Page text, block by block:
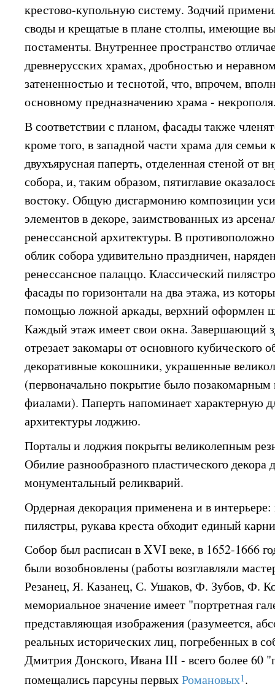
крестово-купольную систему. Зодчий
своды и крещатые в плане столпы, имеющие
постаменты. Внутреннее пространство
древнерусских храмах, дробностью и
затененностью и теснотой, что, впрочем,
основному предназначению храма -
В соответствии с планом, фасады также
кроме того, в западной части храма для семьи
двухъярусная паперть, отделенная стеной от
собора, и, таким образом, пятиглавие
востоку. Общую дисгармонию композиции
элементов в декоре, заимствованных из
ренессансной архитектуры. В
облик собора удивительно праздничен,
ренессансное палаццо. Классический
фасады по горизонтали на два этажа, из
помощью ложной аркады, верхний оформлен
Каждый этаж имеет свои окна. Завершающий
отрезает закомары от основного кубического
декоративные кокошники, украшенные
(первоначально покрытие было позакомарным
фиалами). Паперть напоминает характерную
архитектуры лоджию.
Порталы и лоджия покрыты великолепным
Обилие разнообразного пластического
монументальный реликварий.
Ордерная декорация применена и в
пилястры, рукава креста обходит единый
Собор был расписан в XVI веке, в 1652-1666
были возобновлены (работы возглавляли
Резанец, Я. Казанец, С. Ушаков, Ф. Зубов, Ф.
мемориальное значение имеет "портретная
представляющая изображения (разумеется,
реальных исторических лиц, погребенных в
Дмитрия Донского, Ивана III - всего более 60
помещались парсуны первыхРомановых1.